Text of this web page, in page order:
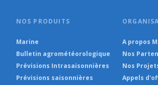
NOS PRODUITS
Marine
Bulletin agrométéorologique
Prévisions Intrasaisonnières
Prévisions saisonnières
A propos
Nos
Nos
Appels